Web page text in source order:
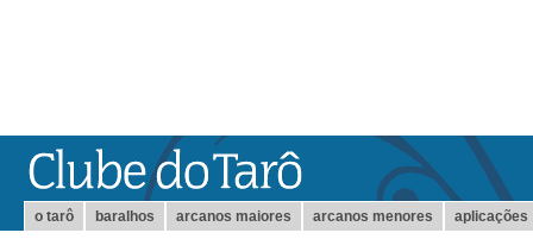
o tarô baralhos arcanos maiores arcanos menores aplicações